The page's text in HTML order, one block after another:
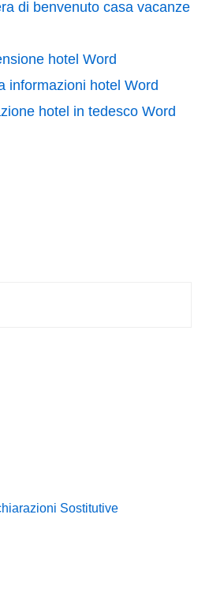
di benvenuto casa vacanze
hotel Word
informazioni hotel Word
hotel in tedesco Word
Sostitutive